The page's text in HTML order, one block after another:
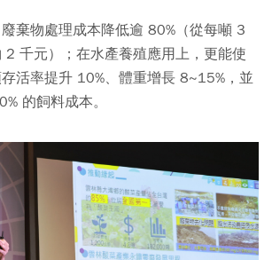
廢棄物處理成本降低逾 80%（從每噸 3
2 千元）；在水產養殖應用上，更能使
活率提升 10%、體重增長 8~15%，並
的飼料成本。